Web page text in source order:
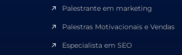
Palestrante em marketing
Palestras Motivacionais e Vendas
Especialista em SEO​